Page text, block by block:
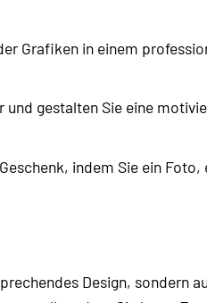
Grafiken in einem
gestalten Sie eine
indem Sie ein
Design, sondern